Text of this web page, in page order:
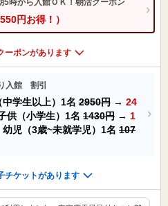
円お得！）
ーポンがあります
入館 割引
中学生以上）1名 2950円 → 24
供（小学生）1名 1430円 → 1
幼児（3歳~未就学児）1名 107
チケットがあります